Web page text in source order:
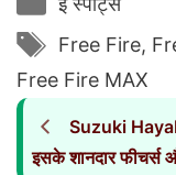
Tags
Free Fire,
Free Fire MAX
Suzuki
इसके शानदार फीचर्स